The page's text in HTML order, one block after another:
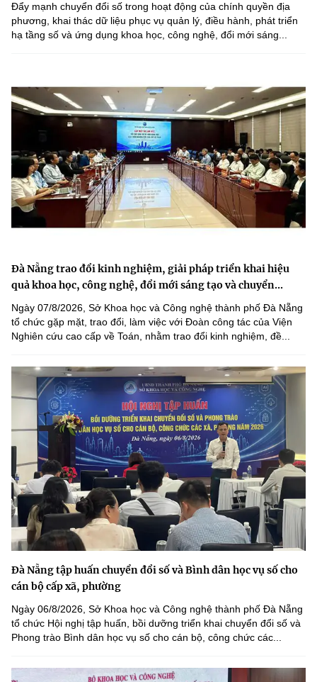
Đẩy mạnh chuyển đổi số trong hoạt động của chính quyền địa
phương, khai thác dữ liệu phục vụ quản lý, điều hành, phát triển
hạ tầng số và ứng dụng khoa học, công nghệ, đổi mới sáng...
Đà Nẵng trao đổi kinh nghiệm, giải pháp triển khai hiệu
quả khoa học, công nghệ, đổi mới sáng tạo và chuyển...
Ngày 07/8/2026, Sở Khoa học và Công nghệ thành phố Đà Nẵng
tổ chức gặp mặt, trao đổi, làm việc với Đoàn công tác của Viện
Nghiên cứu cao cấp về Toán, nhằm trao đổi kinh nghiệm, đề...
Đà Nẵng tập huấn chuyển đổi số và Bình dân học vụ số cho
cán bộ cấp xã, phường
Ngày 06/8/2026, Sở Khoa học và Công nghệ thành phố Đà Nẵng
tổ chức Hội nghị tập huấn, bồi dưỡng triển khai chuyển đổi số và
Phong trào Bình dân học vụ số cho cán bộ, công chức các...